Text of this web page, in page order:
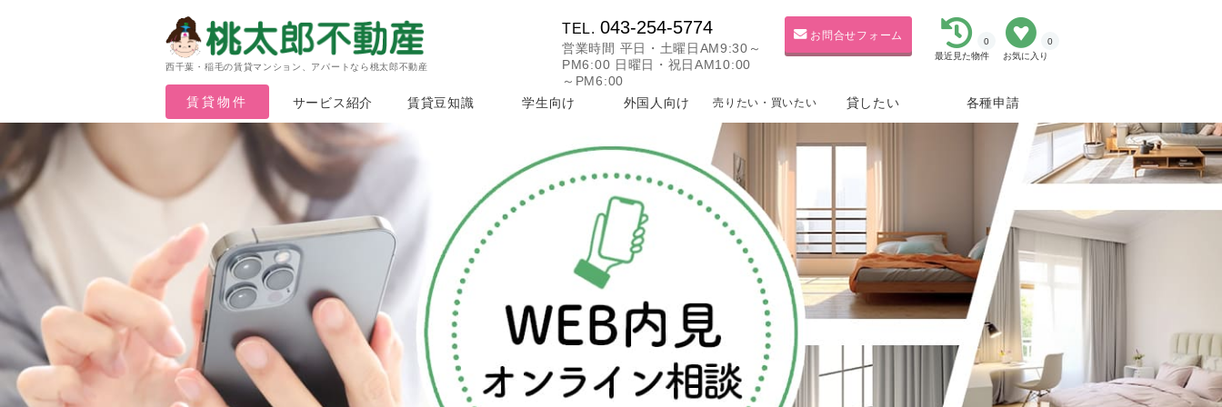
西千葉・稲毛の賃貸マンション、アパートなら桃太郎不動産
お気に入り
0
最近見た物件
0
お問合せフォーム
TEL. 043-254-5774
営業時間 平日・土曜日AM9:30～
PM6:00 日曜日・祝日AM10:00
～PM6:00
賃貸物件
サービス紹介 賃貸豆知識 学生向け 外国人向け 売りたい・買いたい 貸したい 各種申請